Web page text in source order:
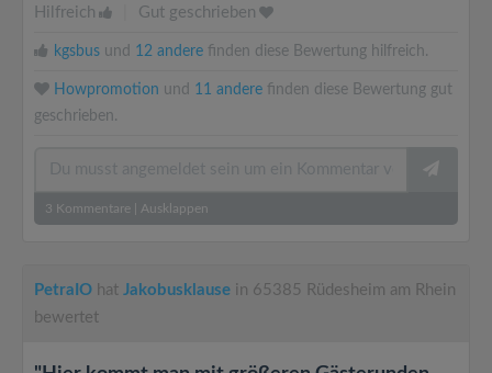
Hilfreich Gut geschrieben
kgsbus und 12 andere finden diese Bewertung hilfreich.
Howpromotion und 11 andere finden diese Bewertung gut
geschrieben.
3 Kommentare Ausklappen
PetraIO hat Jakobusklause in 65385 Rüdesheim am Rhein
bewertet